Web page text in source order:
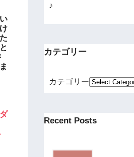
♪
カテゴリー
カテゴリー
Recent Posts